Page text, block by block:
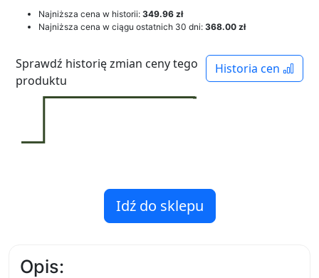
Najniższa cena w historii: 349.96 zł
Najniższa cena w ciągu ostatnich 30 dni: 368.00 zł
Historia cen
Sprawdź historię zmian ceny tego
produktu
Idź do sklepu
Opis: